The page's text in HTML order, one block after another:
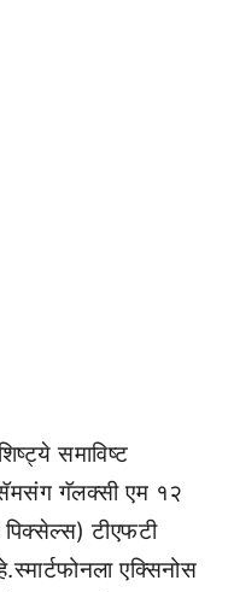
समाविष्ट
गॅलक्सी एम १२
टीएफटी
एक्सिनोस